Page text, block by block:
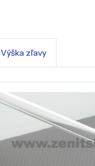
Výška zľavy